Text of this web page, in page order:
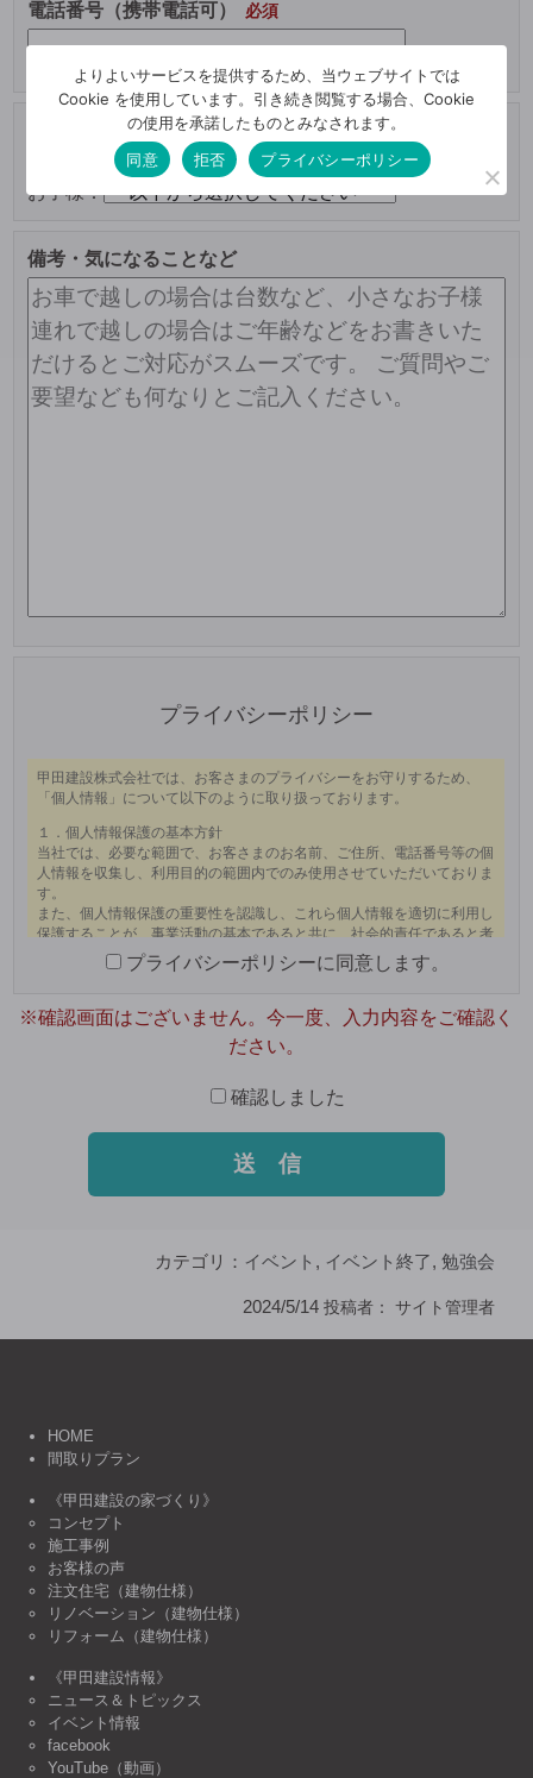
電話番号（携帯電話可）
お子様：
備考・気になることなど
空の
まま
てく
ださ
い。
プライバシーポリシー
プライバシーポリシーに同意します。
※確認画面はございません。今一度、入力内容をご確認く
ださい。
確認しました
カテゴリ： イベント , イベント終了, 勉強会
2024/5/14 投稿者： サイト管理者
HOME
間取りプラン
《甲田建設の家づくり》
コンセプト
施工事例
お客様の声
注文住宅（建物仕様）
リノベーション（建物仕様）
リフォーム（建物仕様）
《甲田建設情報》
ニュース＆トピックス
イベント情報
facebook
YouTube（動画）
よりよいサービスを提供するため、当ウェブサイトでは
Cookie を使用しています。引き続き閲覧する場合、Cookie
の使用を承諾したものとみなされます。
同意
拒否 プライバシーポリシー